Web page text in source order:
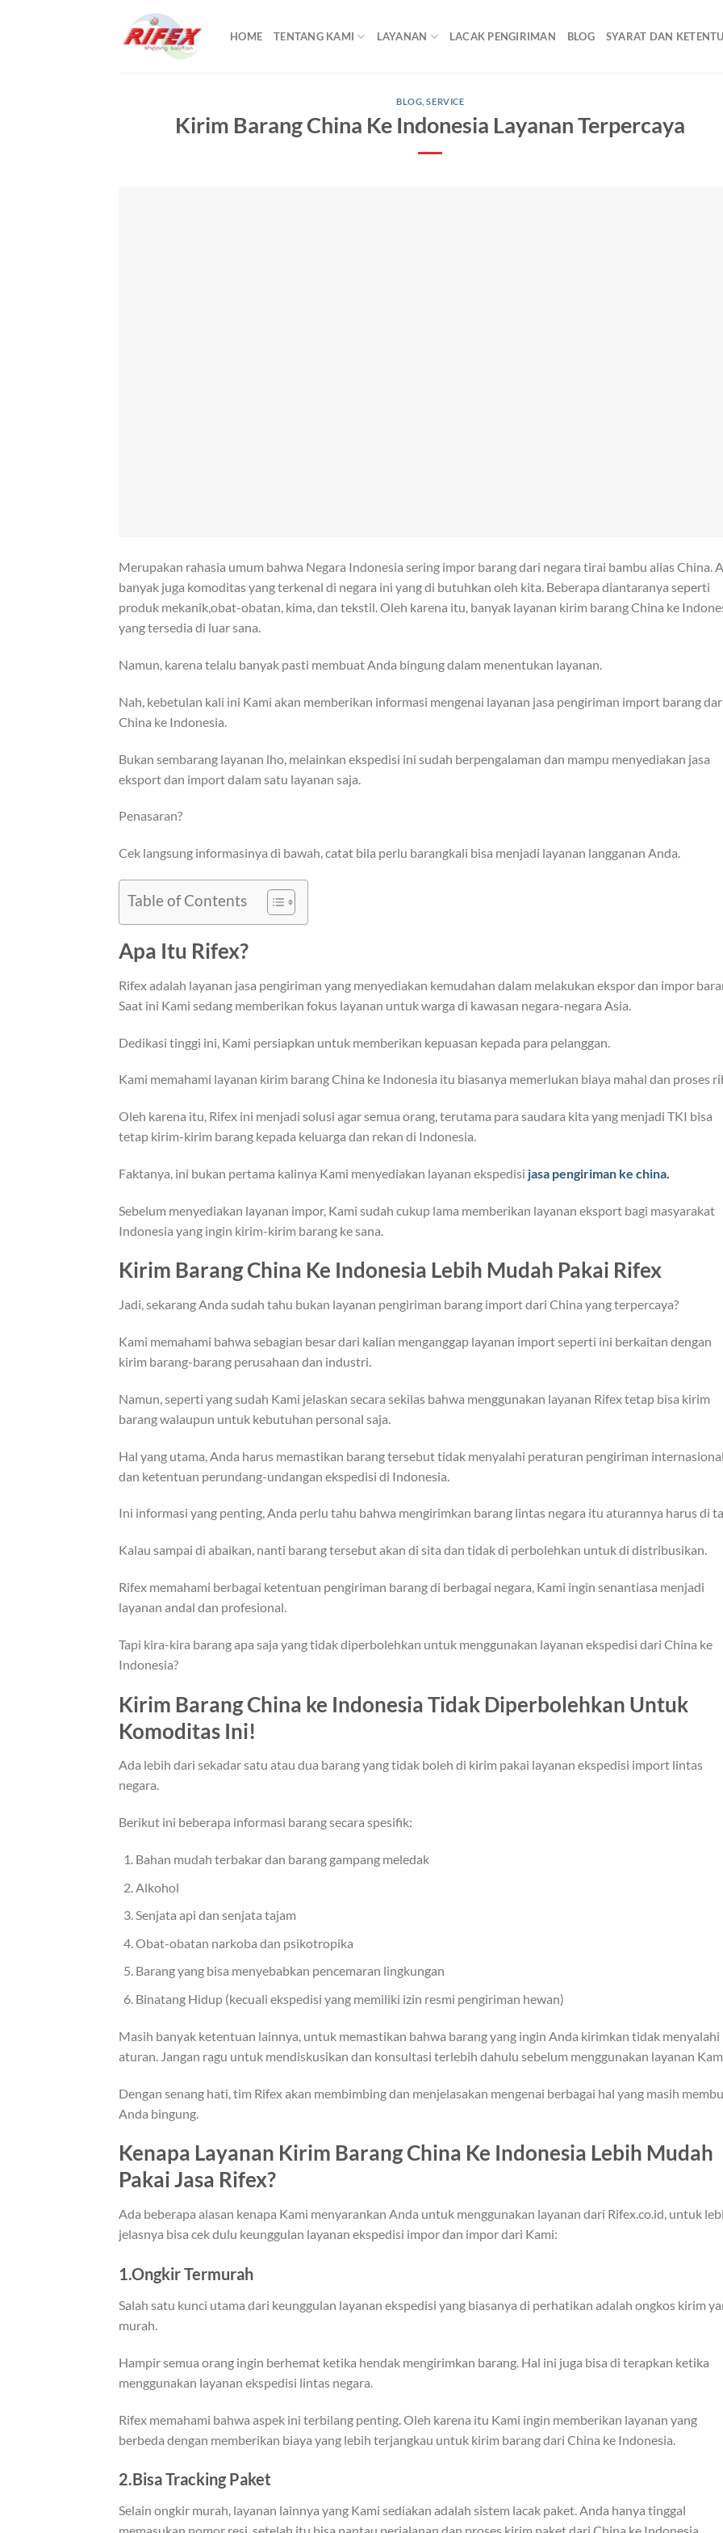
HOME TENTANG KAMI LAYANAN LACAK PENGIRIMAN BLOG SYARAT DAN
BLOG ,SERVICE
Kirim Barang China Ke Indonesia Layanan Terpercaya
Merupakan rahasia umum bahwa Negara Indonesia sering impor barang dari negara tirai bambu alias China.
banyak juga komoditas yang terkenal di negara ini yang di butuhkan oleh kita. Beberapa diantaranya seperti
produk mekanik,obat-obatan, kima, dan tekstil. Oleh karena itu, banyak layanan kirim barang China ke
yang tersedia di luar sana.
Namun, karena telalu banyak pasti membuat Anda bingung dalam menentukan layanan.
Nah, kebetulan kali ini Kami akan memberikan informasi mengenai layanan jasa pengiriman import barang
China ke Indonesia.
Bukan sembarang layanan lho, melainkan ekspedisi ini sudah berpengalaman dan mampu menyediakan jasa
eksport dan import dalam satu layanan saja.
Penasaran?
Cek langsung informasinya di bawah, catat bila perlu barangkali bisa menjadi layanan langganan Anda.
Table of Contents
Apa Itu Rifex?
Rifex adalah layanan jasa pengiriman yang menyediakan kemudahan dalam melakukan ekspor dan impor
Saat ini Kami sedang memberikan fokus layanan untuk warga di kawasan negara-negara Asia.
Dedikasi tinggi ini, Kami persiapkan untuk memberikan kepuasan kepada para pelanggan.
Kami memahami layanan kirim barang China ke Indonesia itu biasanya memerlukan biaya mahal dan proses
Oleh karena itu, Rifex ini menjadi solusi agar semua orang, terutama para saudara kita yang menjadi TKI bisa
tetap kirim-kirim barang kepada keluarga dan rekan di Indonesia.
Faktanya, ini bukan pertama kalinya Kami menyediakan layanan ekspedisi jasa pengiriman ke china.
Sebelum menyediakan layanan impor, Kami sudah cukup lama memberikan layanan eksport bagi masyarakat
Indonesia yang ingin kirim-kirim barang ke sana.
Kirim Barang China Ke Indonesia Lebih Mudah Pakai Rifex
Jadi, sekarang Anda sudah tahu bukan layanan pengiriman barang import dari China yang terpercaya?
Kami memahami bahwa sebagian besar dari kalian menganggap layanan import seperti ini berkaitan dengan
kirim barang-barang perusahaan dan industri.
Namun, seperti yang sudah Kami jelaskan secara sekilas bahwa menggunakan layanan Rifex tetap bisa kirim
barang walaupun untuk kebutuhan personal saja.
Hal yang utama, Anda harus memastikan barang tersebut tidak menyalahi peraturan pengiriman internasional
dan ketentuan perundang-undangan ekspedisi di Indonesia.
Ini informasi yang penting, Anda perlu tahu bahwa mengirimkan barang lintas negara itu aturannya harus di
Kalau sampai di abaikan, nanti barang tersebut akan di sita dan tidak di perbolehkan untuk di distribusikan.
Rifex memahami berbagai ketentuan pengiriman barang di berbagai negara, Kami ingin senantiasa menjadi
layanan andal dan profesional.
Tapi kira-kira barang apa saja yang tidak diperbolehkan untuk menggunakan layanan ekspedisi dari China ke
Indonesia?
Kirim Barang China ke Indonesia Tidak Diperbolehkan Untuk
Komoditas Ini!
Ada lebih dari sekadar satu atau dua barang yang tidak boleh di kirim pakai layanan ekspedisi import lintas
negara.
Berikut ini beberapa informasi barang secara spesifik:
Bahan mudah terbakar dan barang gampang meledak
Alkohol
Senjata api dan senjata tajam
Obat-obatan narkoba dan psikotropika
Barang yang bisa menyebabkan pencemaran lingkungan
Binatang Hidup (kecuali ekspedisi yang memiliki izin resmi pengiriman hewan)
Masih banyak ketentuan lainnya, untuk memastikan bahwa barang yang ingin Anda kirimkan tidak menyalahi
aturan. Jangan ragu untuk mendiskusikan dan konsultasi terlebih dahulu sebelum menggunakan layanan
Dengan senang hati, tim Rifex akan membimbing dan menjelasakan mengenai berbagai hal yang masih
Anda bingung.
Kenapa Layanan Kirim Barang China Ke Indonesia Lebih Mudah
Pakai Jasa Rifex?
Ada beberapa alasan kenapa Kami menyarankan Anda untuk menggunakan layanan dari Rifex.co.id, untuk
jelasnya bisa cek dulu keunggulan layanan ekspedisi impor dan impor dari Kami:
1.Ongkir Termurah
Salah satu kunci utama dari keunggulan layanan ekspedisi yang biasanya di perhatikan adalah ongkos kirim
murah.
Hampir semua orang ingin berhemat ketika hendak mengirimkan barang. Hal ini juga bisa di terapkan ketika
menggunakan layanan ekspedisi lintas negara.
Rifex memahami bahwa aspek ini terbilang penting. Oleh karena itu Kami ingin memberikan layanan yang
berbeda dengan memberikan biaya yang lebih terjangkau untuk kirim barang dari China ke Indonesia.
2.Bisa Tracking Paket
Selain ongkir murah, layanan lainnya yang Kami sediakan adalah sistem lacak paket. Anda hanya tinggal